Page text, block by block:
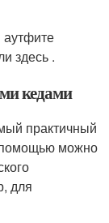
аутфите
здесь .
кедами
практичный
помощью можно
для